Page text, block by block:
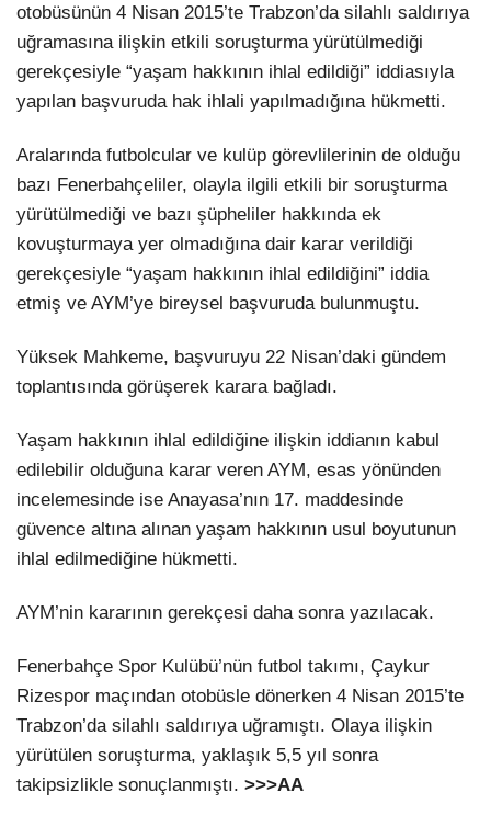
otobüsünün 4 Nisan 2015’te Trabzon’da silahlı saldırıya
uğramasına ilişkin etkili soruşturma yürütülmediği
gerekçesiyle “yaşam hakkının ihlal edildiği” iddiasıyla
yapılan başvuruda hak ihlali yapılmadığına hükmetti.
Aralarında futbolcular ve kulüp görevlilerinin de olduğu
bazı Fenerbahçeliler, olayla ilgili etkili bir soruşturma
yürütülmediği ve bazı şüpheliler hakkında ek
kovuşturmaya yer olmadığına dair karar verildiği
gerekçesiyle “yaşam hakkının ihlal edildiğini” iddia
etmiş ve AYM’ye bireysel başvuruda bulunmuştu.
Yüksek Mahkeme, başvuruyu 22 Nisan’daki gündem
toplantısında görüşerek karara bağladı.
Yaşam hakkının ihlal edildiğine ilişkin iddianın kabul
edilebilir olduğuna karar veren AYM, esas yönünden
incelemesinde ise Anayasa’nın 17. maddesinde
güvence altına alınan yaşam hakkının usul boyutunun
ihlal edilmediğine hükmetti.
AYM’nin kararının gerekçesi daha sonra yazılacak.
Fenerbahçe Spor Kulübü’nün futbol takımı, Çaykur
Rizespor maçından otobüsle dönerken 4 Nisan 2015’te
Trabzon’da silahlı saldırıya uğramıştı. Olaya ilişkin
yürütülen soruşturma, yaklaşık 5,5 yıl sonra
takipsizlikle sonuçlanmıştı. >>>AA